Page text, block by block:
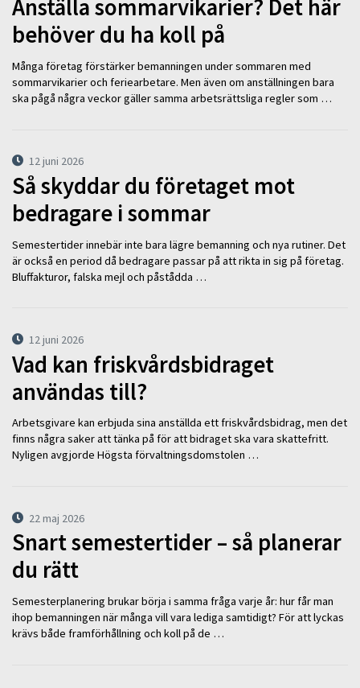
Anställa sommarvikarier? Det här
behöver du ha koll på
Många företag förstärker bemanningen under sommaren med
sommarvikarier och feriearbetare. Men även om anställningen bara
ska pågå några veckor gäller samma arbetsrättsliga regler som …
12 juni 2026
Så skyddar du företaget mot
bedragare i sommar
Semestertider innebär inte bara lägre bemanning och nya rutiner. Det
är också en period då bedragare passar på att rikta in sig på företag.
Bluffakturor, falska mejl och påstådda …
12 juni 2026
Vad kan friskvårdsbidraget
användas till?
Arbetsgivare kan erbjuda sina anställda ett friskvårdsbidrag, men det
finns några saker att tänka på för att bidraget ska vara skattefritt.
Nyligen avgjorde Högsta förvaltningsdomstolen …
22 maj 2026
Snart semestertider – så planerar
du rätt
Semesterplanering brukar börja i samma fråga varje år: hur får man
ihop bemanningen när många vill vara lediga samtidigt? För att lyckas
krävs både framförhållning och koll på de …